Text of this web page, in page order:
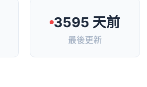
3595 天前
最後更新